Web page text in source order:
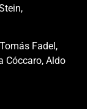
Fadel,
Cóccaro, Aldo